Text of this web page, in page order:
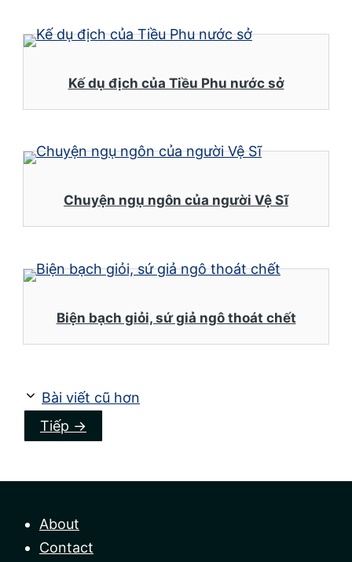
Kế dụ địch của Tiều Phu nước sở
Chuyện ngụ ngôn của người Vệ Sĩ
Biện bạch giỏi, sứ giả ngô thoát chết
Bài viết cũ hơn
Tiếp →
About
Contact